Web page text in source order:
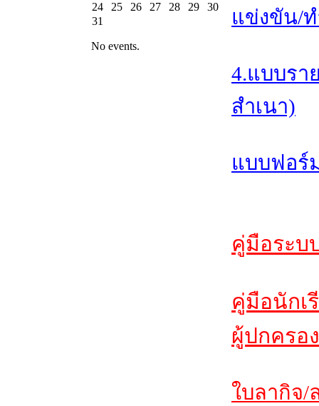
24
25 26 27 28 29
30
31
No events.
แข่งขัน/
4.แบบรา
สำเนา)
แบบฟอร์
คู่มือระบ
คู่มือนักเ
ผู้ปกครอ
ใบลากิจ/